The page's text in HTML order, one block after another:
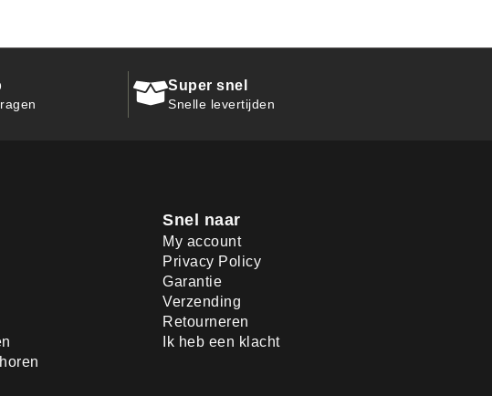
Super snel
Snelle levertijden
Snel naar
My account
Privacy Policy
Garantie
Verzending
Retourneren
Ik heb een klacht